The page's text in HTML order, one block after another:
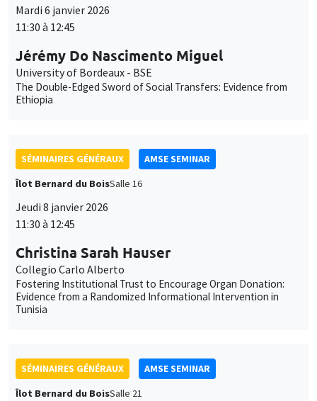
Mardi 6 janvier 2026
11:30 à 12:45
Jérémy Do Nascimento Miguel
University of Bordeaux - BSE
The Double-Edged Sword of Social Transfers: Evidence from
Ethiopia
SÉMINAIRES GÉNÉRAUX
AMSE SEMINAR
Îlot Bernard du BoisSalle 16
Jeudi 8 janvier 2026
11:30 à 12:45
Christina Sarah Hauser
Collegio Carlo Alberto
Fostering Institutional Trust to Encourage Organ Donation:
Evidence from a Randomized Informational Intervention in
Tunisia
SÉMINAIRES GÉNÉRAUX
AMSE SEMINAR
Îlot Bernard du BoisSalle 21